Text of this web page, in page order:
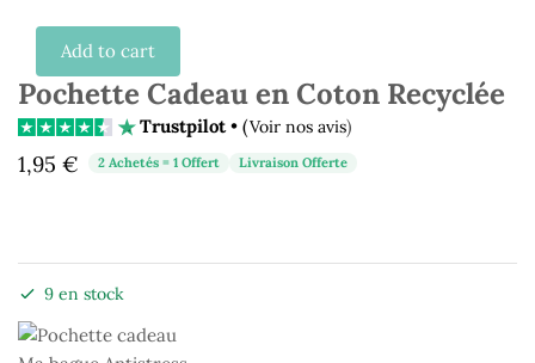
Add to cart
Pochette Cadeau en Coton Recyclée
Trustpilot• (Voir nos avis)
1,95 € 2 Achetés = 1 Offert Livraison Offerte
9 en stock